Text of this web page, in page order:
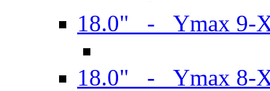
18.0" - Ymax 9-
18.0" - Ymax 8-